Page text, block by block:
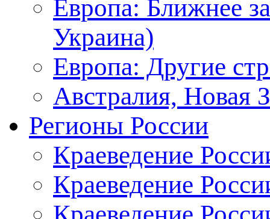
Европа: Ближнее
Украина)
Европа: Другие
Австралия, Новая
Регионы России
Краеведение
Краеведение